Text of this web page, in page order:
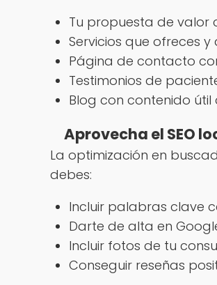
Tu propuesta de valor
Servicios que ofreces
Página de contacto
Testimonios de
Blog con contenido
Aprovecha el SEO
La optimización en
debes:
Incluir palabras clave
Darte de alta en
Incluir fotos de tu
Conseguir reseñas